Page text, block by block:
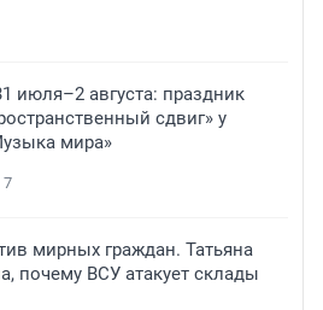
июля–2 августа: праздник
сдвиг» у
мира»
7
мирных граждан. Татьяна
почему ВСУ атакует склады